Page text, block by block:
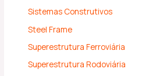
Sistemas Construtivos
Steel Frame
Superestrutura Ferroviária
Superestrutura Rodoviária